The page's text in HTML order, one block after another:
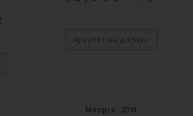
Ajouter au panier
Marque: JDM